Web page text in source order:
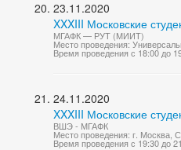
23.11.2020
XXXIII Московские
МГАФК — РУТ (МИИТ)
Место проведения:
Время проведения с 18:00 до
24.11.2020
XXXIII Московские
ВШЭ - МГАФК
Место проведения: г. Москва,
Время проведения с 19:30 до